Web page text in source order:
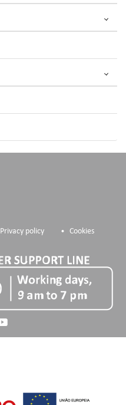
Privacy policy Cookies